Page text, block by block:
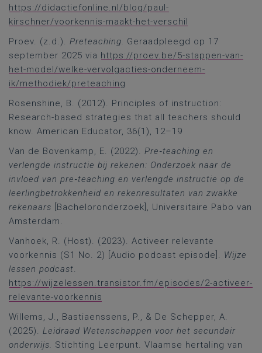
https://didactiefonline.nl/blog/paul-
kirschner/voorkennis-maakt-het-verschil
Proev. (z.d.). Preteaching. Geraadpleegd op 17
september 2025 via https://proev.be/5-stappen-van-
het-model/welke-vervolgacties-onderneem-
ik/methodiek/preteaching
Rosenshine, B. (2012). Principles of instruction:
Research-based strategies that all teachers should
know. American Educator, 36(1), 12–19
Van de Bovenkamp, E. (2022). Pre‑teaching en
verlengde instructie bij rekenen: Onderzoek naar de
invloed van pre‑teaching en verlengde instructie op de
leerlingbetrokkenheid en rekenresultaten van zwakke
rekenaars [Bacheloronderzoek], Universitaire Pabo van
Amsterdam.
Vanhoek, R. (Host). (2023). Activeer relevante
voorkennis (S1 No. 2) [Audio podcast episode]. Wijze
lessen podcast.
https://wijzelessen.transistor.fm/episodes/2-activeer-
relevante-voorkennis
Willems, J., Bastiaenssens, P., & De Schepper, A.
(2025). Leidraad Wetenschappen voor het secundair
onderwijs. Stichting Leerpunt. Vlaamse hertaling van